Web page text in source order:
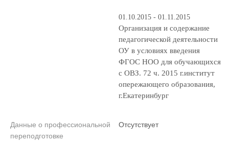
01.10.2015 - 01.11.2015
Организация и содержание
педагогической деятельности
ОУ в условиях введения
ФГОС НОО для обучающихся
с ОВЗ. 72 ч. 2015 г.институт
опережающего образования,
г.Екатеринбург
Данные о профессиональной
переподготовке
Отсутствует